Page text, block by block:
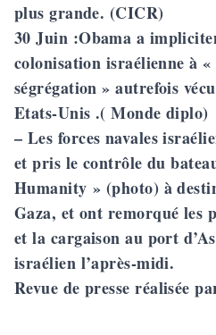
plus grande. (CICR)
30 Juin :Obama a
colonisation israélienne à
ségrégation » autrefois
Etats-Unis .( Monde diplo)
– Les forces navales
et pris le contrôle du
Humanity » (photo) à
Gaza, et ont remorqué les
et la cargaison au port
israélien l’après-midi.
Revue de presse réalisée